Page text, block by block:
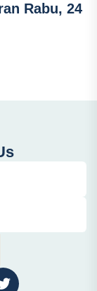
Rabu, 24